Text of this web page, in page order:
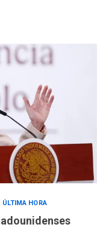
ÚLTIMA HORA